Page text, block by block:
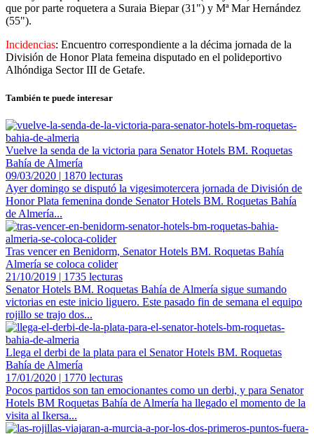
que por parte roquetera a Suraia Biepar (31") y Mª Mar Hernández
(55").
Incidencias: Encuentro correspondiente a la décima jornada de la
División de Honor Plata femeina disputado en el polideportivo
Alhóndiga Sector III de Getafe.
También te puede interesar
Vuelve la senda de la victoria para Senator Hotels BM. Roquetas
Bahía de Almería
09/03/2020 | 1870 lecturas
Ayer domingo se disputó la vigesimotercera jornada de División de
Honor Plata femenina donde Senator Hotels BM. Roquetas Bahía
de Almería...
Tras vencer en Benidorm, Senator Hotels BM. Roquetas Bahía
Almería se coloca colider
21/10/2019 | 1735 lecturas
Senator Hotels BM. Roquetas Bahía de Almería sigue sumando
victorias en este inicio liguero. Este pasado fin de semana el equipo
rojillo se trajo dos...
Llega el derbi de la plata para el Senator Hotels BM. Roquetas
Bahía de Almería
17/01/2020 | 1770 lecturas
Pocos partidos son tan emocionantes como un derbi, y para Senator
Hotels BM Roquetas Bahía de Almería ha llegado el momento de la
visita al Ikersa...